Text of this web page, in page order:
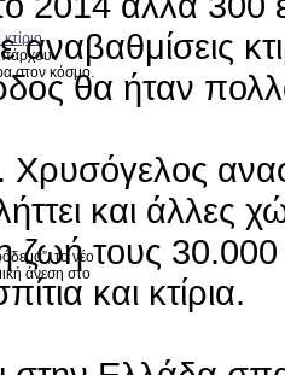
στον κόσμο.
το νέο
άνεση στο
αναβαθμίσεις
θα ήταν
και άλλες
ζωή τους
και κτίρια.